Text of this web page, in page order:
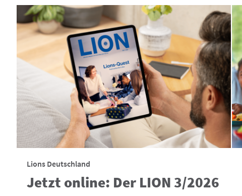
Lions Deutschland
Jetzt online: Der LION 3/2026